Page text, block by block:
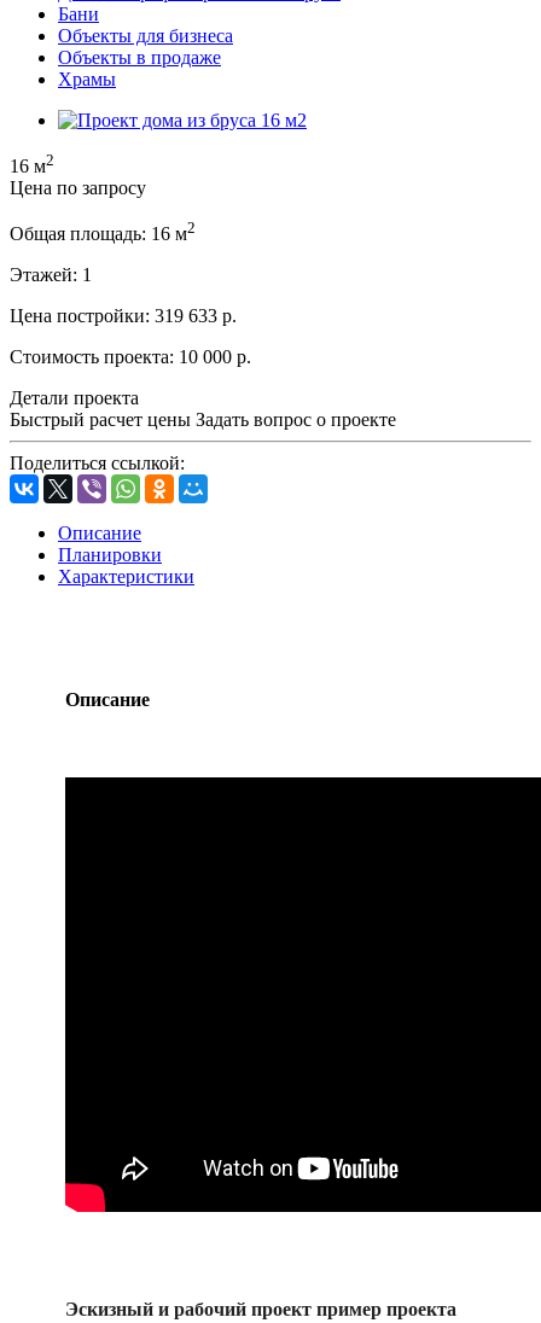
Бани
Объекты для бизнеса
Объекты в продаже
Храмы
16 м2
Цена по запросу
Общая площадь: 16 м2
Этажей: 1
Цена постройки: 319 633 р.
Стоимость проекта: 10 000 р.
Детали проекта
Быстрый расчет цены Задать вопрос о проекте
Поделиться ссылкой:
Описание
Планировки
Характеристики
Описание
Эскизный и рабочий проект пример проекта